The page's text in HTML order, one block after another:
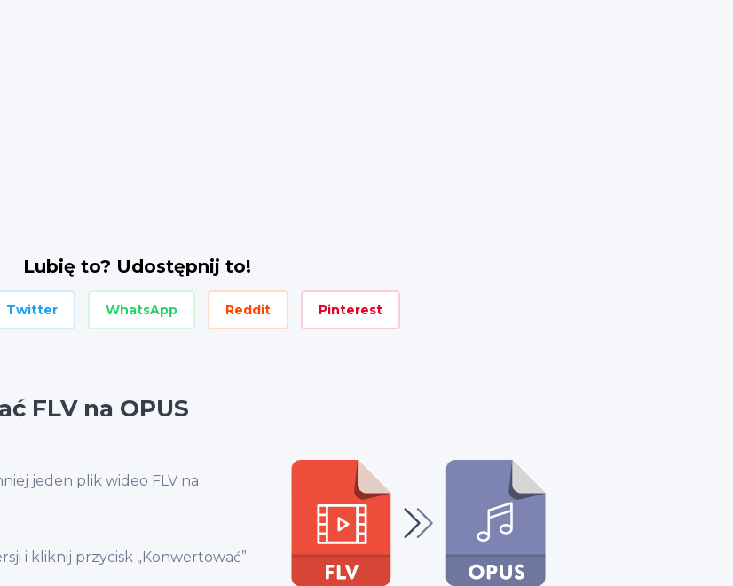
Lubię to? Udostępnij to!
Twitter WhatsApp Reddit Pinterest
FLV na OPUS
jeden plik wideo FLV na
i kliknij przycisk „Konwertować”.